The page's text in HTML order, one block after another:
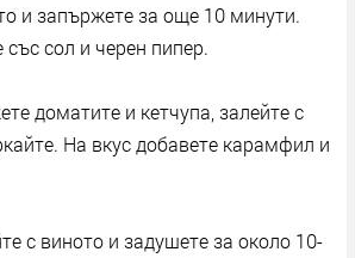
и запържете за още 10 минути.
сол и черен пипер.
доматите и кетчупа, залейте с
На вкус добавете карамфил и
с виното и задушете за около 10-